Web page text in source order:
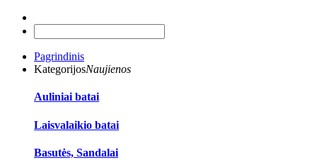
Pagrindinis
KategorijosNaujienos
Auliniai batai
Laisvalaikio batai
Basutės, Sandalai